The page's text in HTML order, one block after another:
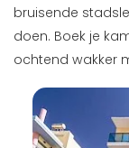
bruisende
doen. Boek je
ochtend wakker